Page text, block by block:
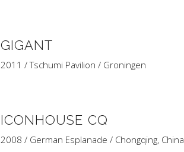
GIGANT
2011 / Tschumi Pavilion / Groningen
ICONHOUSE CQ
2008 / German Esplanade / Chongqing, China